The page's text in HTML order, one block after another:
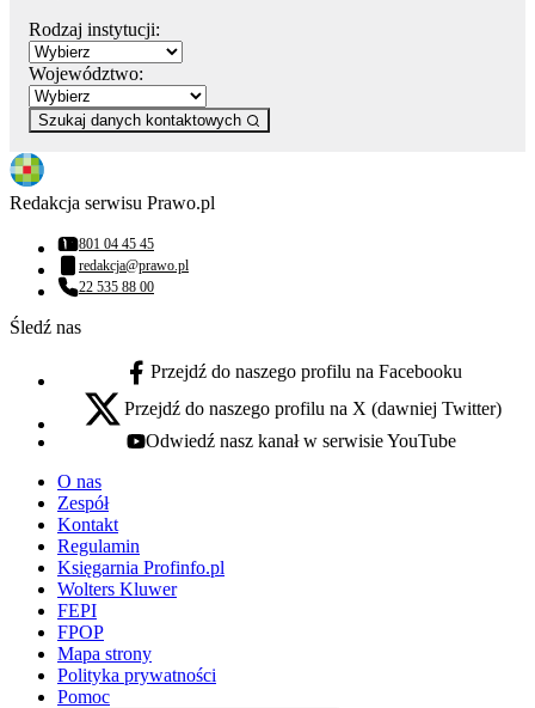
Rodzaj instytucji:
Województwo:
Szukaj danych kontaktowych
Redakcja serwisu Prawo.pl
Numer telefonu:
801 04 45 45
Adres email:
redakcja@prawo.pl
Numer telefonu:
22 535 88 00
Śledź nas
facebook - otwiera się w nowej karcie
Przejdź do naszego profilu na Facebooku
x - otwiera się w nowej karcie
Przejdź do naszego profilu na X (dawniej Twitter)
youtube - otwiera się w nowej karcie
Odwiedź nasz kanał w serwisie YouTube
O nas
Zespół
Kontakt
Regulamin
Księgarnia Profinfo.pl
Wolters Kluwer
FEPI
FPOP
Mapa strony
Polityka prywatności
Pomoc